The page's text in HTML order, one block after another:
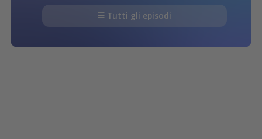
Tutti gli episodi